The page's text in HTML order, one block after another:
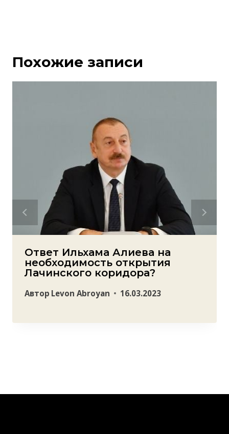
Похожие записи
Ответ Ильхама Алиева на
необходимость открытия
Лачинского коридора?
Автор Levon Abroyan 16.03.2023